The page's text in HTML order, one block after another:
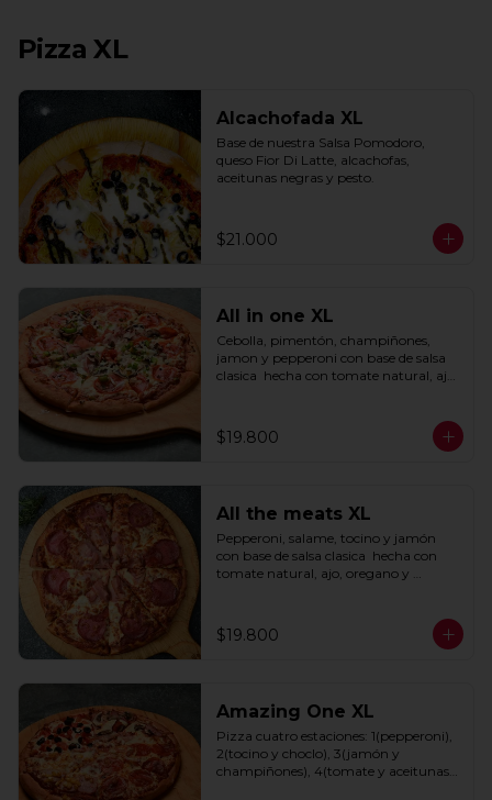
Pizza XL
Alcachofada XL
Base de nuestra Salsa Pomodoro,
queso Fior Di Latte, alcachofas,
aceitunas negras y pesto.
$21.000
All in one XL
Cebolla, pimentón, champiñones,
jamon y pepperoni con base de salsa
clasica  hecha con tomate natural, ajo,
$19.800
All the meats XL
Pepperoni, salame, tocino y jamón
con base de salsa clasica  hecha con
tomate natural, ajo, oregano y
$19.800
Amazing One XL
Pizza cuatro estaciones: 1(pepperoni),
2(tocino y choclo), 3(jamón y
champiñones), 4(tomate y aceitunas